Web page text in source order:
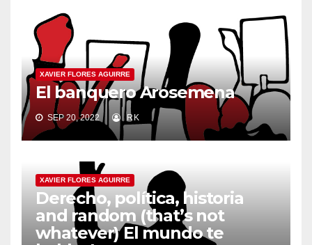
XAVIER FLORES AGUIRRE
El banquero Arosemena
SEP 20, 2022 RK
XAVIER FLORES AGUIRRE
Derecho, política, historia
and random (that’s not
whatever) El mundo te